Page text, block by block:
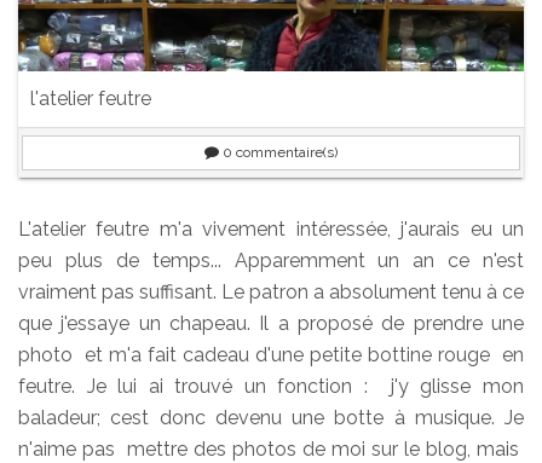
l'atelier feutre
0 commentaire(s)
L'atelier feutre m'a vivement intéressée, j'aurais eu un
peu plus de temps... Apparemment un an ce n'est
vraiment pas suffisant. Le patron a absolument tenu à ce
que j'essaye un chapeau. Il a proposé de prendre une
photo et m'a fait cadeau d'une petite bottine rouge en
feutre. Je lui ai trouvé un fonction : j'y glisse mon
baladeur; cest donc devenu une botte à musique. Je
n'aime pas mettre des photos de moi sur le blog, mais